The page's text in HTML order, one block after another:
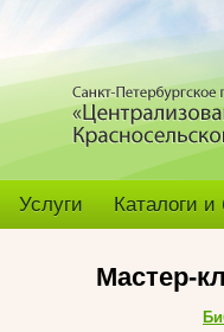
Услуги Каталоги
Мастер-